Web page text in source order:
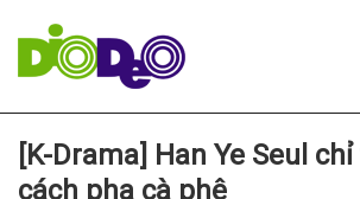
[K-Drama] Han Ye Seul
cách pha cà phê